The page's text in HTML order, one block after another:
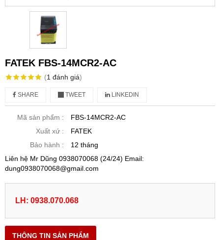
FATEK FBS-14MCR2-AC
(1 đánh giá)
SHARE TWEET LINKEDIN
Mã sản phẩm :
FBS-14MCR2-AC
Xuất xứ :
FATEK
Bảo hành :
12 tháng
Liên hệ Mr Dũng 0938070068 (24/24) Email:
dung0938070068@gmail.com
LH: 0938.070.068
THÔNG TIN SẢN PHẨM